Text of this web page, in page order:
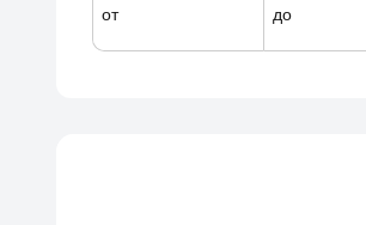
от до